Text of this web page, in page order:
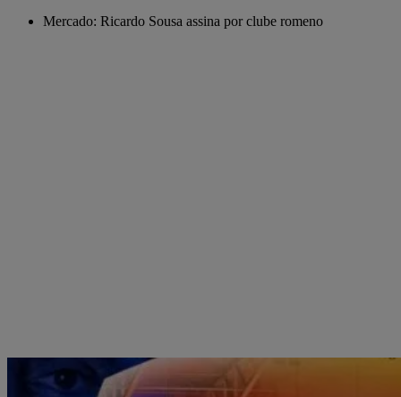
Mercado: Ricardo Sousa assina por clube romeno